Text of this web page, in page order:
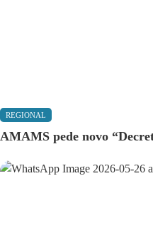
REGIONAL
AMAMS pede novo